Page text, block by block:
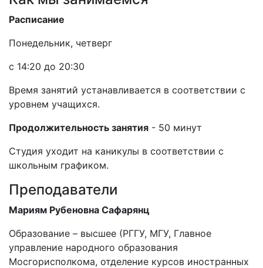
Расписание
Понедельник, четверг
c 14:20 до 20:30
Время занятий устанавливается в соответствии с
уровнем учащихся.
Продолжительность занятия - 50 минут
Студия уходит на каникулы в соответствии с
школьным графиком.
Преподаватели
Мариям Рубеновна Сафарянц
Образование – высшее (РГГУ, МГУ, Главное
управление народного образования
Мосгорисполкома, отделение курсов иностранных